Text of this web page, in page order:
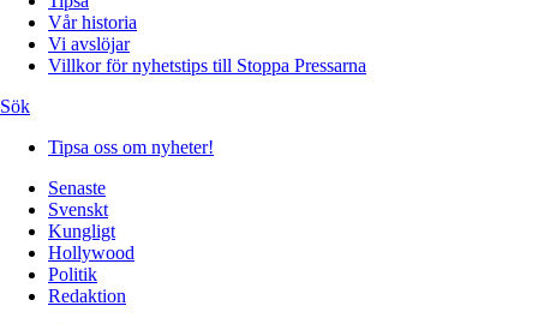
Vår historia
Vi avslöjar
Villkor för nyhetstips till Stoppa Pressarna
Sök
Tipsa oss om nyheter!
Senaste
Svenskt
Kungligt
Hollywood
Politik
Redaktion